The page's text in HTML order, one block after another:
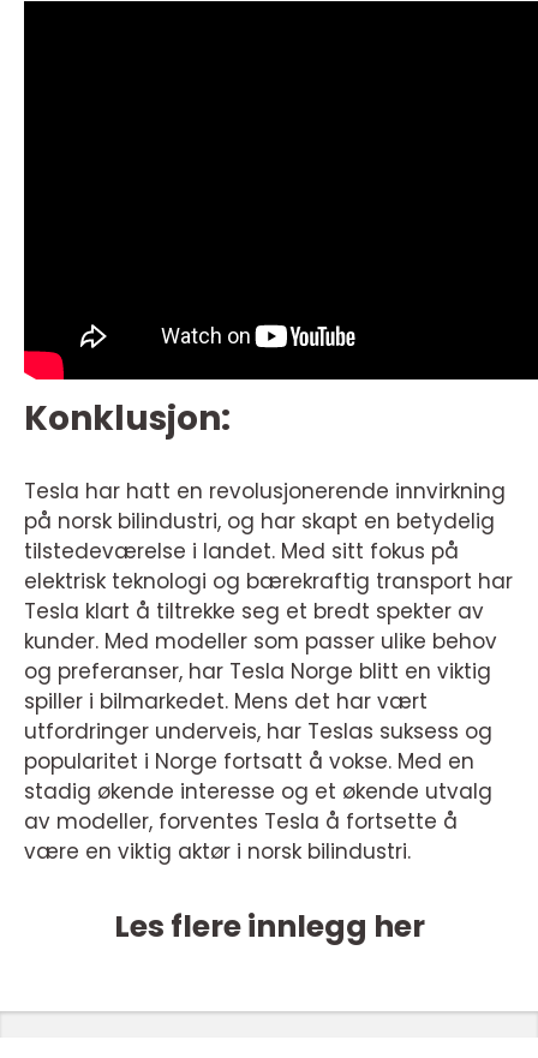
Konklusjon:
Tesla har hatt en revolusjonerende innvirkning
på norsk bilindustri, og har skapt en betydelig
tilstedeværelse i landet. Med sitt fokus på
elektrisk teknologi og bærekraftig transport har
Tesla klart å tiltrekke seg et bredt spekter av
kunder. Med modeller som passer ulike behov
og preferanser, har Tesla Norge blitt en viktig
spiller i bilmarkedet. Mens det har vært
utfordringer underveis, har Teslas suksess og
popularitet i Norge fortsatt å vokse. Med en
stadig økende interesse og et økende utvalg
av modeller, forventes Tesla å fortsette å
være en viktig aktør i norsk bilindustri.
Les flere innlegg her